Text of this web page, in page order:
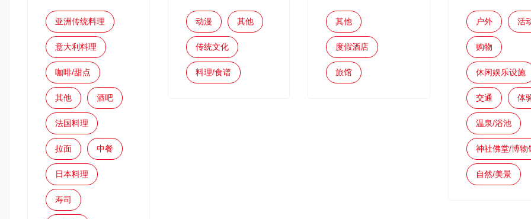
亚洲传统料理
意大利料理
咖啡/甜点
其他 酒吧
法国料理
拉面 中餐
日本料理
寿司
动漫 其他
传统文化
料理/食谱
其他
度假酒店
旅馆
户外 活
购物
休闲娱乐设施
交通 体
温泉/浴池
神社佛堂/博物
自然/美景